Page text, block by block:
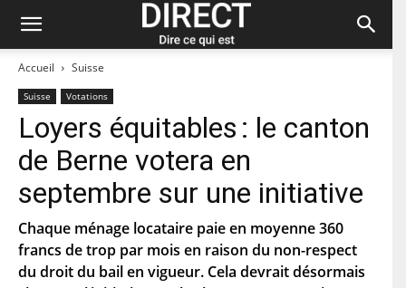
Accueil Suisse
Suisse Votations
Loyers équitables : le canton
de Berne votera en
septembre sur une initiative
Chaque ménage locataire paie en moyenne 360
francs de trop par mois en raison du non-respect
du droit du bail en vigueur. Cela devrait désormais
Restez à jour et abonnez-vous à notre
newsletter « direct ».
r
é
n
o
m
N
o